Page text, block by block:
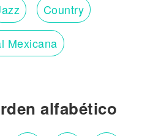
Country
Mexicana
alfabético